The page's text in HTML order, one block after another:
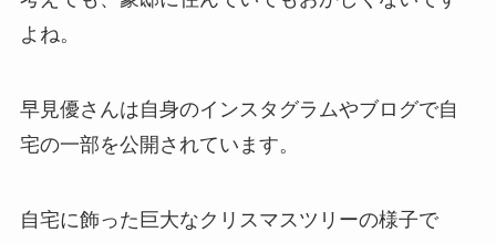
よね。
早見優さんは自身のインスタグラムやブログで自
宅の一部を公開されています。
自宅に飾った巨大なクリスマスツリーの様子で